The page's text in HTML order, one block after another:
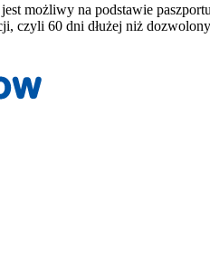
możliwy na podstawie
czyli 60 dni dłużej niż